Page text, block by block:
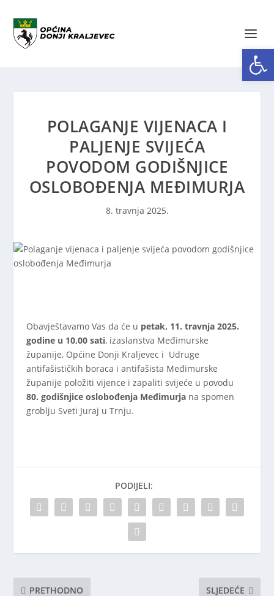
Open toolbar
POLAGANJE VIJENACA I
PALJENJE SVIJEĆA
POVODOM GODIŠNJICE
OSLOBOĐENJA MEĐIMURJA
8. travnja 2025.
Obavještavamo Vas da će u petak, 11. travnja 2025.
godine u 10,00 sati, izaslanstva Međimurske
županije, Općine Donji Kraljevec i Udruge
antifašističkih boraca i antifašista Međimurske
županije položiti vijence i zapaliti svijeće u povodu
80. godišnjice oslobođenja Međimurjana spomen
groblju Sveti Juraj u Trnju.
PODIJELI:
PRETHODNO SLJEDEĆE